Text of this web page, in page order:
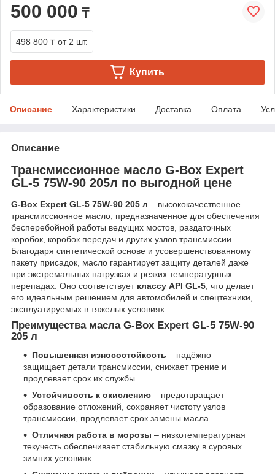
500 000 ₸
498 800 ₸ от 2 шт.
Купить
Описание Характеристики Доставка Оплата
Описание
Трансмиссионное масло G-Box Expert
GL-5 75W-90 205л по выгодной цене
G-Box Expert GL-5 75W-90 205 л – высококачественное
трансмиссионное масло, предназначенное для обеспечения
бесперебойной работы ведущих мостов, раздаточных
коробок, коробок передач и других узлов трансмиссии.
Благодаря синтетической основе и усовершенствованному
пакету присадок, масло гарантирует защиту деталей даже
при экстремальных нагрузках и резких температурных
перепадах. Оно соответствует классу API GL-5, что делает
его идеальным решением для автомобилей и спецтехники,
эксплуатируемых в тяжелых условиях.
Преимущества масла G-Box Expert GL-5 75W-90
205 л
Повышенная износостойкость – надёжно
защищает детали трансмиссии, снижает трение и
продлевает срок их службы.
Устойчивость к окислению – предотвращает
образование отложений, сохраняет чистоту узлов
трансмиссии, продлевает срок замены масла.
Отличная работа в морозы – низкотемпературная
текучесть обеспечивает стабильную смазку в суровых
зимних условиях.